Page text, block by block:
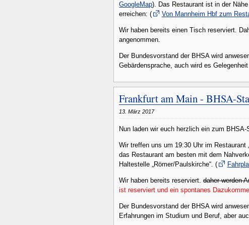
GoogleMap). Das Restaurant ist in der
erreichen: (
Von Mannheim Hbf zum
Wir haben bereits einen Tisch reserviert.
angenommen.
Der Bundesvorstand der BHSA wird
Gebärdensprache, auch wird es
Frankfurt am Main - BHSA-
13. März 2017
Nun laden wir euch herzlich ein zum
Wir treffen uns um 19:30 Uhr im Restaurant
das Restaurant am besten mit dem
Haltestelle „Römer/Paulskirche“. (
Wir haben bereits reserviert.daher werden
ist reserviert und ein spontanes
Der Bundesvorstand der BHSA wird
Erfahrungen im Studium und Beruf, aber